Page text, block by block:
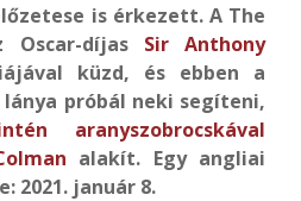
is érkezett. A The
Oscar-díjas Sir Anthony
küzd, és ebben a
próbál neki segíteni,
aranyszobrocskával
alakít. Egy angliai
2021. január 8.